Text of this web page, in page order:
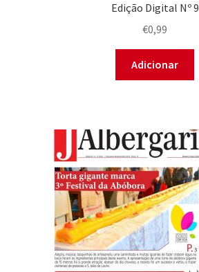
Edição Digital Nº 9
€0,99
Adicionar